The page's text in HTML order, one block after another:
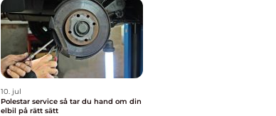
10. jul
Polestar service så tar du hand om din
elbil på rätt sätt